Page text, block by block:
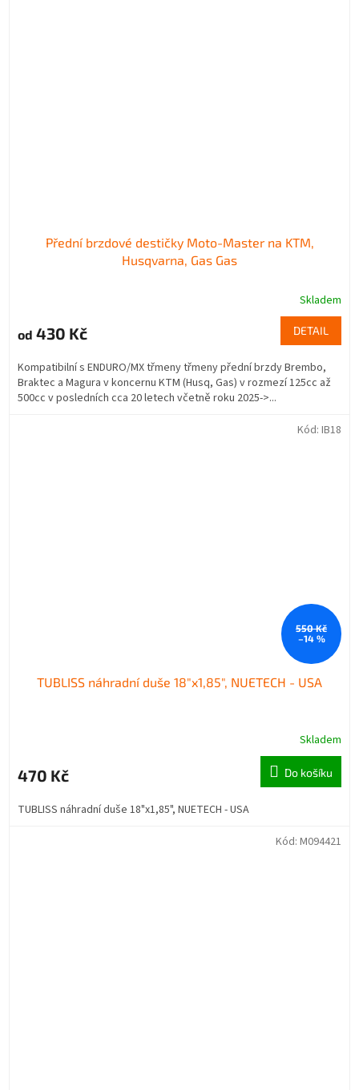
Přední brzdové destičky Moto-Master na KTM,
Husqvarna, Gas Gas
Skladem
od 430 Kč DETAIL
Kompatibilní s ENDURO/MX třmeny třmeny přední brzdy Brembo,
Braktec a Magura v koncernu KTM (Husq, Gas) v rozmezí 125cc až
500cc v posledních cca 20 letech včetně roku 2025->...
550 Kč
–14 %
TUBLISS náhradní duše 18"x1,85", NUETECH - USA
Skladem
470 Kč Do košíku
TUBLISS náhradní duše 18"x1,85", NUETECH - USA
Kód: IB18
Kód: M094421